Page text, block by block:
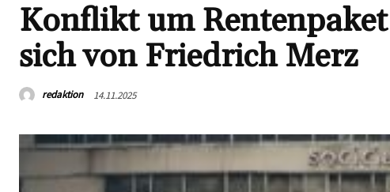
Konflikt um
sich von Friedrich Merz
redaktion 14.11.2025